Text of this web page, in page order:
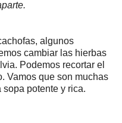
algunos
cambiar las hierbas
Podemos recortar el
Vamos que son muchas
potente y rica.